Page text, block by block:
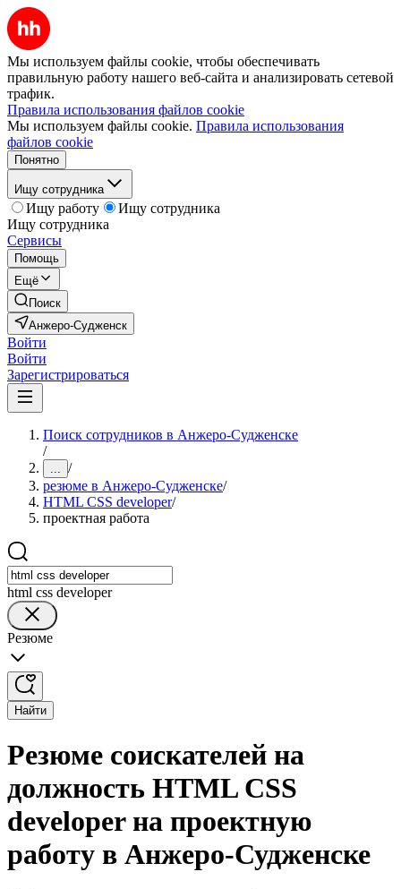
Мы используем файлы cookie, чтобы обеспечивать
правильную работу нашего веб-сайта и анализировать сетевой
трафик.
Правила использования файлов cookie
Мы используем файлы cookie. Правила использования
файлов cookie
Понятно
Ищу сотрудника
Ищу работу
Ищу сотрудника
Ищу сотрудника
Сервисы
Помощь
Ещё
Поиск
Анжеро-Судженск
Войти
Войти
Зарегистрироваться
Поиск сотрудников в Анжеро-Судженске
/
... /
резюме в Анжеро-Судженске/
HTML CSS developer/
проектная работа
html css developer
Резюме
Найти
Резюме соискателей на
должность HTML CSS
developer на проектную
работу в Анжеро-Судженске